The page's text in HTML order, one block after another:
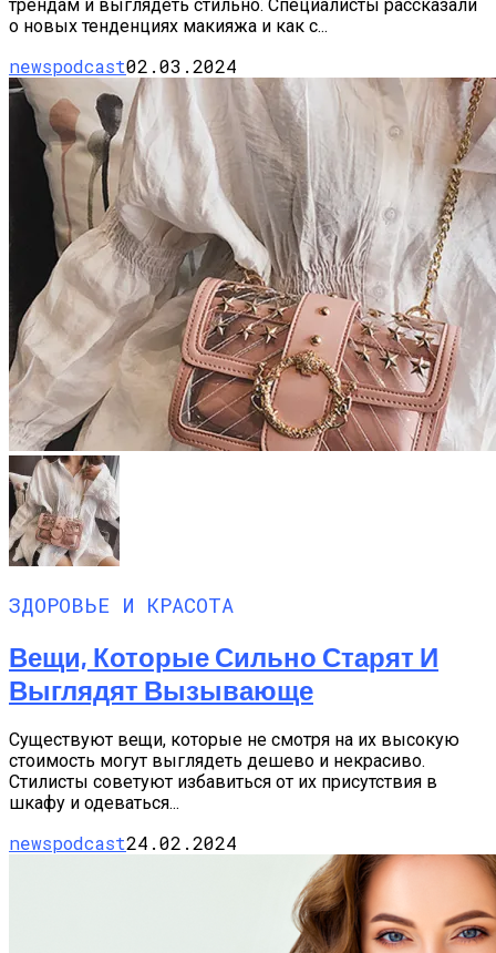
трендам и выглядеть стильно. Специалисты рассказали
о новых тенденциях макияжа и как с...
newspodcast02.03.2024
ЗДОРОВЬЕ И КРАСОТА
Вещи, Которые Сильно Старят И
Выглядят Вызывающе
Существуют вещи, которые не смотря на их высокую
стоимость могут выглядеть дешево и некрасиво.
Стилисты советуют избавиться от их присутствия в
шкафу и одеваться...
newspodcast24.02.2024